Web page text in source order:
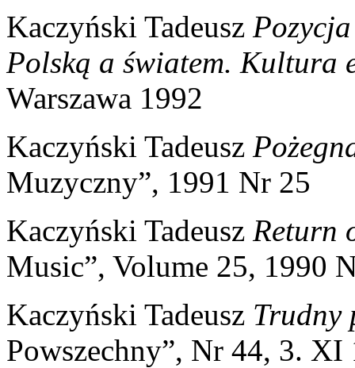
Kaczyński Tadeusz
Polską a światem. Kultura
Warszawa 1992
Kaczyński Tadeusz
Muzyczny”, 1991 Nr 25
Kaczyński Tadeusz Return
Music”, Volume 25, 1990
Kaczyński Tadeusz Trudny
Powszechny”, Nr 44, 3. XI